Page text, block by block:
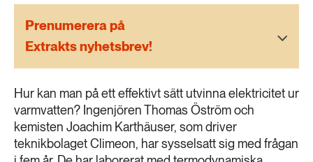
473 ARTIKLAR
Vatten
Prenumerera på
Extrakts nyhetsbrev!
Hur kan man på ett effektivt sätt utvinna elektricitet ur
varmvatten? Ingenjören Thomas Öström och
kemisten Joachim Karthäuser, som driver
teknikbolaget Climeon, har sysselsatt sig med frågan